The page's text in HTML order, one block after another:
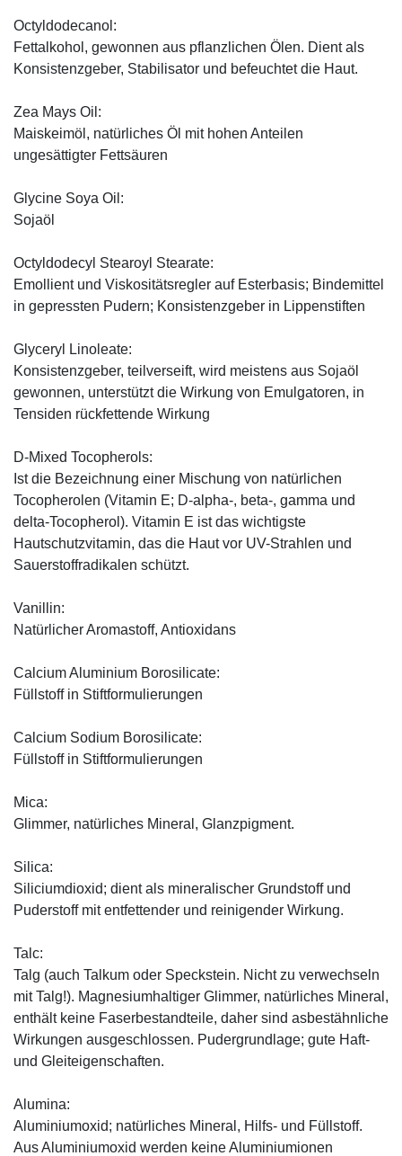
Octyldodecanol:
Fettalkohol, gewonnen aus pflanzlichen Ölen. Dient als
Konsistenzgeber, Stabilisator und befeuchtet die Haut.
Zea Mays Oil:
Maiskeimöl, natürliches Öl mit hohen Anteilen
ungesättigter Fettsäuren
Glycine Soya Oil:
Sojaöl
Octyldodecyl Stearoyl Stearate:
Emollient und Viskositätsregler auf Esterbasis; Bindemittel
in gepressten Pudern; Konsistenzgeber in Lippenstiften
Glyceryl Linoleate:
Konsistenzgeber, teilverseift, wird meistens aus Sojaöl
gewonnen, unterstützt die Wirkung von Emulgatoren, in
Tensiden rückfettende Wirkung
D-Mixed Tocopherols:
Ist die Bezeichnung einer Mischung von natürlichen
Tocopherolen (Vitamin E; D-alpha-, beta-, gamma und
delta-Tocopherol). Vitamin E ist das wichtigste
Hautschutzvitamin, das die Haut vor UV-Strahlen und
Sauerstoffradikalen schützt.
Vanillin:
Natürlicher Aromastoff, Antioxidans
Calcium Aluminium Borosilicate:
Füllstoff in Stiftformulierungen
Calcium Sodium Borosilicate:
Füllstoff in Stiftformulierungen
Mica:
Glimmer, natürliches Mineral, Glanzpigment.
Silica:
Siliciumdioxid; dient als mineralischer Grundstoff und
Puderstoff mit entfettender und reinigender Wirkung.
Talc:
Talg (auch Talkum oder Speckstein. Nicht zu verwechseln
mit Talg!). Magnesiumhaltiger Glimmer, natürliches Mineral,
enthält keine Faserbestandteile, daher sind asbestähnliche
Wirkungen ausgeschlossen. Pudergrundlage; gute Haft-
und Gleiteigenschaften.
Alumina:
Aluminiumoxid; natürliches Mineral, Hilfs- und Füllstoff.
Aus Aluminiumoxid werden keine Aluminiumionen